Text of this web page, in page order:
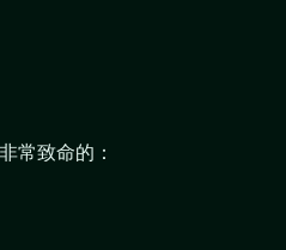
常致命的：